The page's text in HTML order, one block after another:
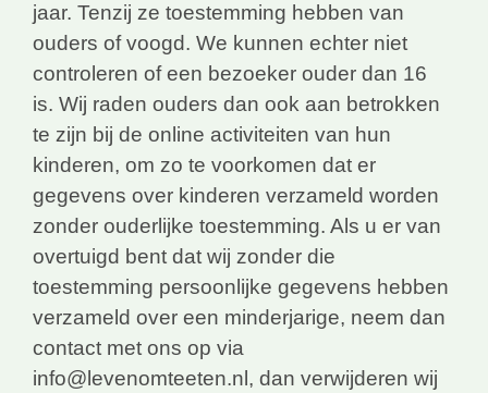
jaar. Tenzij ze toestemming hebben van
ouders of voogd. We kunnen echter niet
controleren of een bezoeker ouder dan 16
is. Wij raden ouders dan ook aan betrokken
te zijn bij de online activiteiten van hun
kinderen, om zo te voorkomen dat er
gegevens over kinderen verzameld worden
zonder ouderlijke toestemming. Als u er van
overtuigd bent dat wij zonder die
toestemming persoonlijke gegevens hebben
verzameld over een minderjarige, neem dan
contact met ons op via
info@levenomteeten.nl, dan verwijderen wij